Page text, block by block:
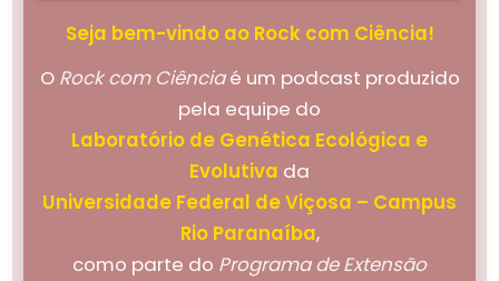
Seja bem-vindo ao Rock com Ciência!
O Rock com Ciênciaé um podcast produzido
pela equipe do
Laboratório de Genética Ecológica e
Evolutiva da
Universidade Federal de Viçosa – Campus
Rio Paranaíba,
como parte do Programa de Extensão